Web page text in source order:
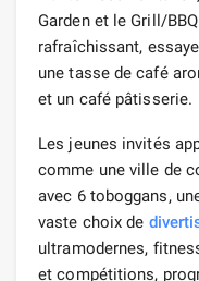
Garden et le Grill/
rafraîchissant,
une tasse de café
et un café pâtisserie.
Les jeunes invités
comme une ville de
avec 6 toboggans,
vaste choix de
ultramodernes,
et compétitions,